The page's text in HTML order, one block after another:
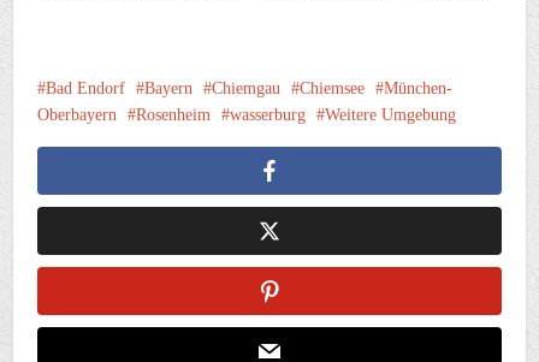
Bad Endorf Bayern Chiemgau Chiemsee
München-
Oberbayern
Rosenheim wasserburg Weitere Umgebung